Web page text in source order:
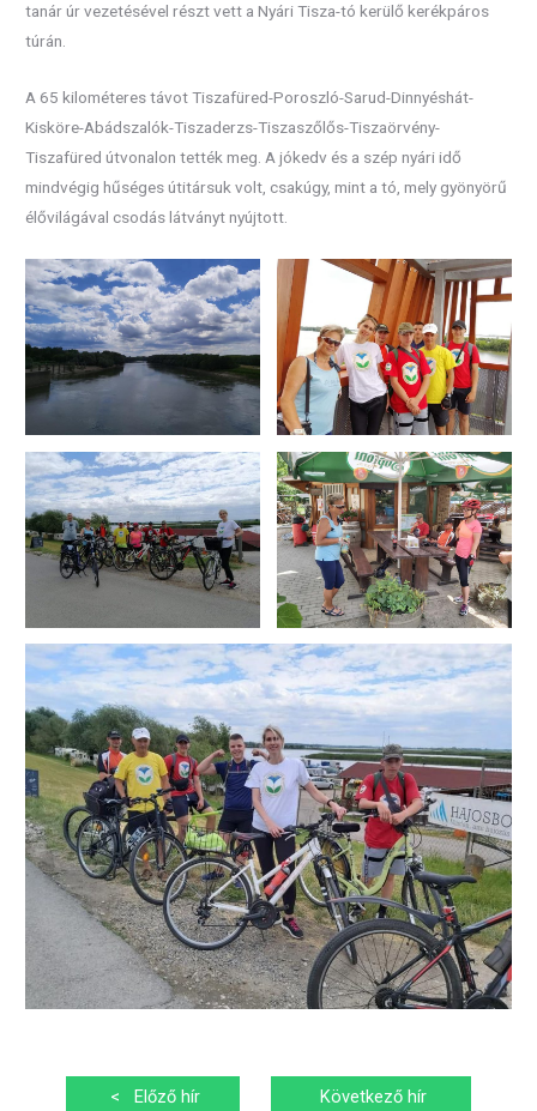
tanár úr vezetésével részt vett a Nyári Tisza-tó kerülő kerékpáros
túrán.
A 65 kilométeres távot Tiszafüred-Poroszló-Sarud-Dinnyéshát-
Kisköre-Abádszalók-Tiszaderzs-Tiszaszőlős-Tiszaörvény-
Tiszafüred útvonalon tették meg. A jókedv és a szép nyári idő
mindvégig hűséges útitársuk volt, csakúgy, mint a tó, mely gyönyörű
élővilágával csodás látványt nyújtott.
Bejegyzés
< Előző hír
Következő hír